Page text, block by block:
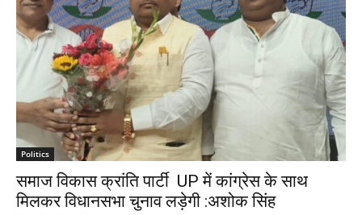
Politics
समाज विकास क्रांति पार्टी UP में कांग्रेस के साथ
मिलकर विधानसभा चुनाव लड़ेगी :अशोक सिंह